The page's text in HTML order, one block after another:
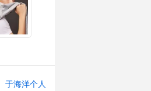
于海洋个人